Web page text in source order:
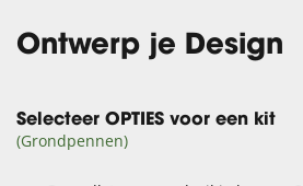
Ontwerp je Design
Selecteer OPTIES voor een kit
(Grondpennen)